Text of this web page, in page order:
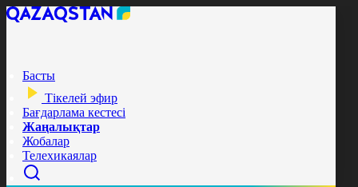
Басты
Тікелей эфир
Бағдарлама кестесі
Жаңалықтар
Жобалар
Телехикаялар